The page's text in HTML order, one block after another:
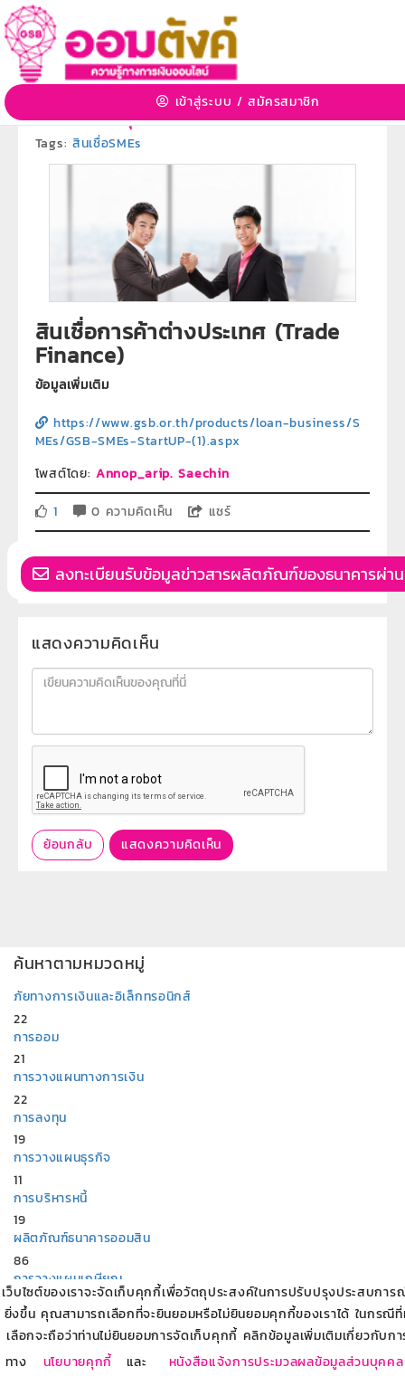
เว็บไซต์ของเราจะจัดเก็บคุกกี้เพื่อวัตถุประสงค์ในการปรับปรุงประสบการ
ยิ่งขึ้น คุณสามารถเลือกที่จะยินยอมหรือไม่ยินยอมคุกกี้ของเราได้ ในกรณีที่
เลือกจะถือว่าท่านไม่ยินยอมการจัดเก็บคุกกี้ คลิกข้อมูลเพิ่มเติมเกี่ยวกับก
ทาง
นโยบายคุกกี้ และ
หนังสือแจ้งการประมวลผลข้อมูลส่วนบุคคล
เข้าสู่ระบบ /สมัครสมาชิก
สินเชื่อการค้าต่างประเทศ (Trade Finance)
3 ก.ค. 2563 09:25:39 | 3369 View
ผลิตภัณฑ์ธนาคารออมสิน» หมวดหมู่ย่อย:
ผลิตภัณฑ์สินเชื่อธุรกิจ
Tags: สินเชื่อSMEs
สินเชื่อการค้าต่างประเทศ (Trade
Finance)
ข้อมูลเพิ่มเติม
https://www.gsb.or.th/products/loan-business/S
MEs/GSB-SMEs-StartUP-(1).aspx
โพสต์โดย:Annop_arip. Saechin
1
0 ความคิดเห็น แชร์
ลงทะเบียนรับข้อมูลข่าวสารผลิตภัณฑ์ของธนาคารผ่า
แสดงความคิดเห็น
ย้อนกลับ แสดงความคิดเห็น
ค้นหาตามหมวดหมู่
ภัยทางการเงินและอิเล็กทรอนิกส์
22
การออม
21
การวางแผนทางการเงิน
22
การลงทุน
19
การวางแผนธุรกิจ
11
การบริหารหนี้
19
ผลิตภัณฑ์ธนาคารออมสิน
86
การวางแผนเกษียณ
8
บริการทางการเงินกับธนาคารออมสิน
7
สร้างอาชีพ สร้างรายได้